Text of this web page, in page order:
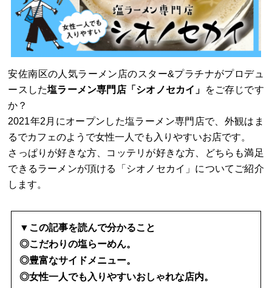
安佐南区の人気ラーメン店のスター&プラチナがプロデュ
ースした塩ラーメン専門店「シオノセカイ」
をご存じです
か？
2021年2月にオープンした塩ラーメン専門店で、外観はま
るでカフェのようで女性一人でも入りやすいお店です。
さっぱりが好きな方、コッテリが好きな方、どちらも満足
できるラーメンが頂ける「シオノセカイ」についてご紹介
します。
▼この記事を読んで分かること
◎こだわりの塩らーめん。
◎豊富なサイドメニュー。
◎女性一人でも入りやすいおしゃれな店内。